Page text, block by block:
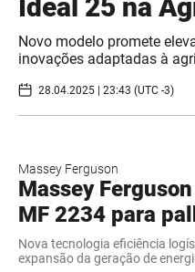
Ideal 25 na
Novo modelo promete
inovações adaptadas à
28.04.2025 | 23:43 (UTC -3)
Massey Ferguson
Massey
MF 2234 para
Nova tecnologia eficiência
expansão da geração de